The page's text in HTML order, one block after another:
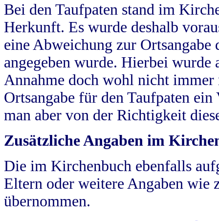
Bei den Taufpaten stand im
Herkunft. Es wurde deshalb
eine Abweichung zur
angegeben wurde. Hierbei wurde
Annahme doch wohl nicht
Ortsangabe für den Taufpaten
man aber von der Richtigkeit
Zusätzliche Angaben im
Die im Kirchenbuch ebenfalls
Eltern oder weitere Angaben wie
übernommen.